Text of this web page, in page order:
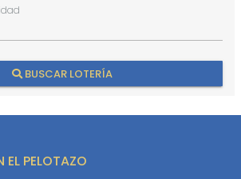
BUSCAR LOTERÍA
PELOTAZO